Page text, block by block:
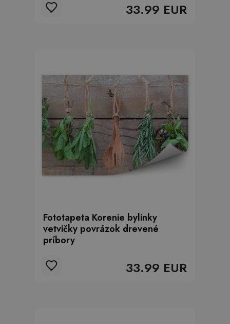
33.99 EUR
Fototapeta Korenie bylinky
vetvičky povrázok drevené
príbory
33.99 EUR